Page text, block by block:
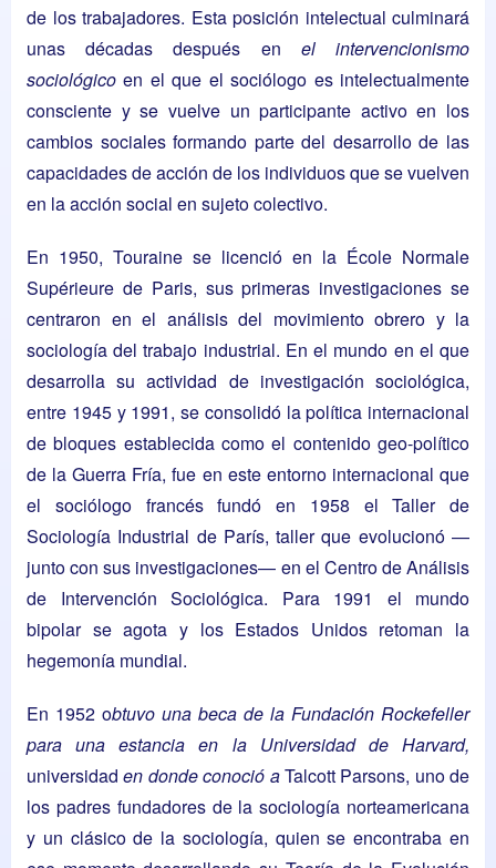
de los trabajadores. Esta posición intelectual culminará
unas décadas después en elintervencionismo
sociológico en el que el sociólogo es intelectualmente
consciente y se vuelve un participante activo en los
cambios sociales formando parte del desarrollo de las
capacidades de acción de los individuos que se vuelven
en la acción social en sujeto colectivo.
En 1950, Touraine se licenció en la École Normale
Supérieure de Paris, sus primeras investigaciones se
centraron en el análisis del movimiento obrero y la
sociología del trabajo industrial. En el mundo en el que
desarrolla su actividad de investigación sociológica,
entre 1945 y 1991, se consolidó la política internacional
de bloques establecida como el contenido geo-político
de la Guerra Fría, fue en este entorno internacional que
el sociólogo francés fundó en 1958 el Taller de
Sociología Industrial de París, taller que evolucionó —
junto con sus investigaciones— en el Centro de Análisis
de Intervención Sociológica. Para 1991 el mundo
bipolar se agota y los Estados Unidos retoman la
hegemonía mundial.
En 1952 obtuvo una beca de la Fundación Rockefeller
para una estancia en la Universidad de Harvard,
universidaden donde conoció aTalcott Parsons, uno de
los padres fundadores de la sociología norteamericana
y un clásico de la sociología, quien se encontraba en